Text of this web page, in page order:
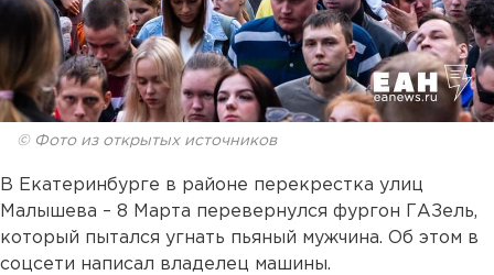
© Фото из открытых источников
В Екатеринбурге в районе перекрестка улиц
Малышева – 8 Марта перевернулся фургон ГАЗель,
который пытался угнать пьяный мужчина. Об этом в
соцсети написал владелец машины.